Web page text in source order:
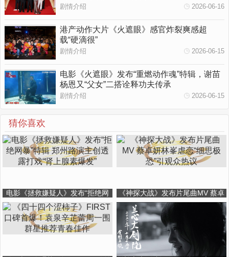
剧情介绍 2026-06-16
港产动作大片《火遮眼》感官炸裂爽感超
载“硬滴很”
剧情介绍 2026-06-15
电影《火遮眼》发布“重燃动作魂”特辑，谢苗
杨恩又“父女”二搭诠释功夫传承
剧情介绍 2026-06-15
猜你喜欢
电影《拯救嫌疑人》发布“拒绝网
暴”特辑 郑州路演主创透露打戏“肾
上腺素爆发”
《神探大战》发布片尾曲MV 蔡卓
妍林峯虐恋“细思极恐”引观众热议